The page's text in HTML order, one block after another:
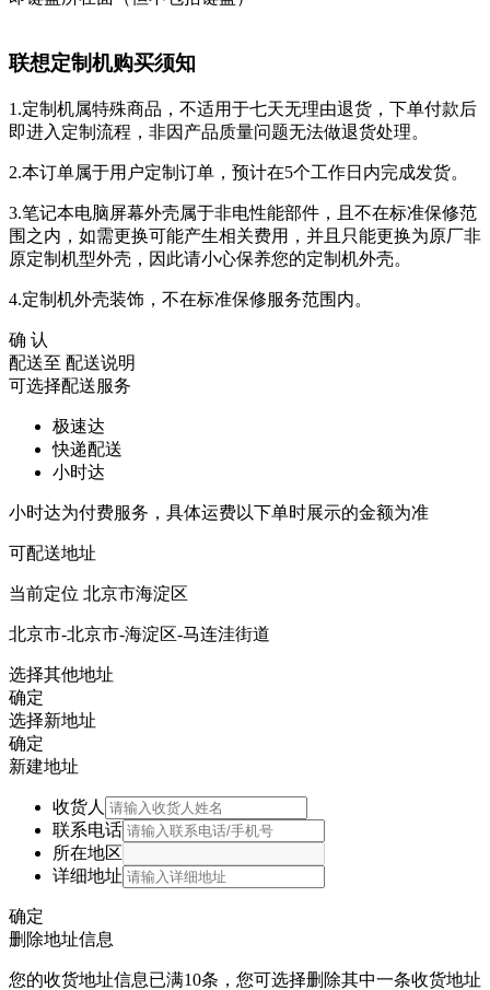
联想定制机购买须知
1.定制机属特殊商品，不适用于七天无理由退货，下单付款后
即进入定制流程，非因产品质量问题无法做退货处理。
2.本订单属于用户定制订单，预计在5个工作日内完成发货。
3.笔记本电脑屏幕外壳属于非电性能部件，且不在标准保修范
围之内，如需更换可能产生相关费用，并且只能更换为原厂非
原定制机型外壳，因此请小心保养您的定制机外壳。
4.定制机外壳装饰，不在标准保修服务范围内。
确 认
配送至 配送说明
可选择配送服务
极速达
快递配送
小时达
小时达为付费服务，具体运费以下单时展示的金额为准
可配送地址
当前定位 北京市海淀区
北京市-北京市-海淀区-马连洼街道
选择其他地址
确定
选择新地址
确定
新建地址
收货人
联系电话
所在地区
详细地址
确定
删除地址信息
您的收货地址信息已满10条，您可选择删除其中一条收货地址